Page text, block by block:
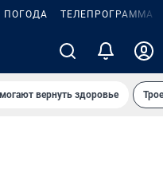
ПОГОДА ТЕЛЕПРОГРАММА
вернуть здоровье